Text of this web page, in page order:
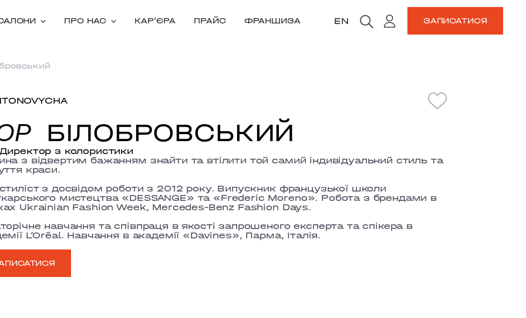
ПРО НАС КАРʼЄРА ПРАЙС ФРАНШИЗА EN ЗАПИСАТИСЯ
БІЛОБРОВСЬКИЙ
з колористики
з відвертим бажанням знайти та втілити той самий індивідуальний стиль та
краси.
з досвідом роботи з 2012 року. Випускник французької школи
мистецтва «DESSANGE» та «Frederic Moreno». Робота з брендами в
Ukrainian Fashion Week, Mercedes-Benz Fashion Days.
навчання та співпраця в якості запрошеного експерта та спікера в
L’Oréal. Навчання в академії «Davines», Парма, Італія.